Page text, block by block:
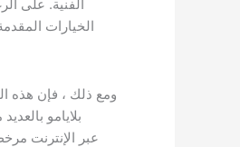
الفنية. على
الخيارات
ومع ذلك ، فإن هذه
بلايامو